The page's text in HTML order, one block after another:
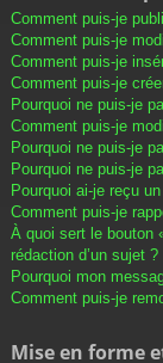
Comment puis-je
Comment puis-je
Comment puis-je
Comment puis-je
Pourquoi ne puis-je
Comment puis-je
Pourquoi ne puis-je
Pourquoi ne puis-je
Pourquoi ai-je reçu
Comment puis-je
À quoi sert le bouton
rédaction d’un sujet ?
Pourquoi mon
Comment puis-je
Mise en forme